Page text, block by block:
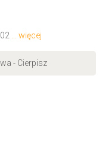
... więcej
- Cierpisz